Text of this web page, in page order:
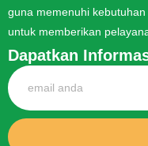
guna memenuhi
untuk memberikan
Dapatkan